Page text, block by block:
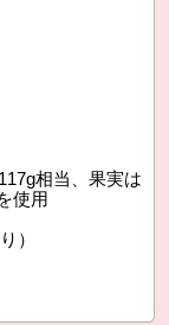
相当、果実は
使用
）